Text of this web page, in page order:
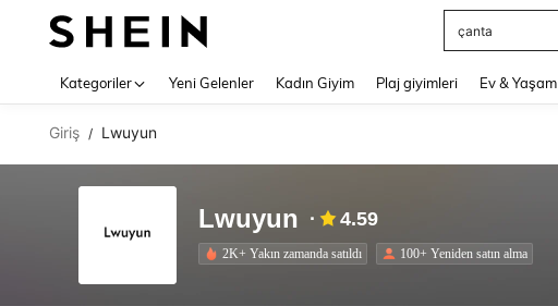
çanta
Kategoriler Yeni Gelenler Kadın Giyim Plaj giyimleri Ev & Yaşam
Giriş / Lwuyun
Lwuyun 4.59
2K+ Yakın zamanda satıldı 100+ Yeniden satın alma